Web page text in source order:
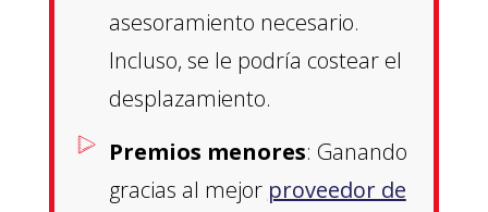
asesoramiento necesario.
Incluso, se le podría costear el
desplazamiento.
Premios menores: Ganando
gracias al mejor proveedor de